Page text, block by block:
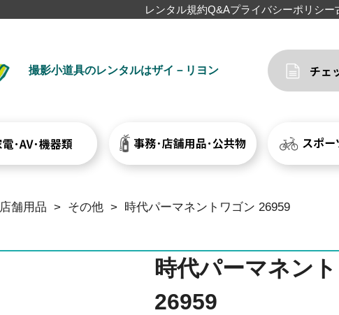
レンタル規約Q&Aプライバシーポリシー
撮影小道具のレンタルはザイ－リヨン
店舗用品 > その他 > 時代パーマネントワゴン 26959
時代パーマネン
26959